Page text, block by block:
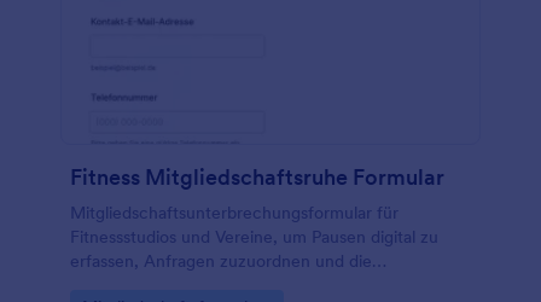
Fitness Mitgliedschaftsruhe Formular
Mitgliedschaftsunterbrechungsformular für
Fitnessstudios und Vereine, um Pausen digital zu
erfassen, Anfragen zuzuordnen und die